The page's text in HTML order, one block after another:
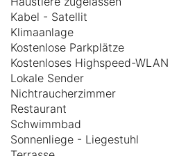
Kabel - Satellit
Klimaanlage
Kostenlose Parkplätze
Kostenloses Highspeed-WLAN
Lokale Sender
Nichtraucherzimmer
Restaurant
Schwimmbad
Sonnenliege - Liegestuhl